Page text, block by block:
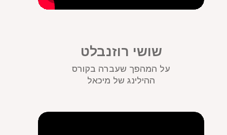
שושי רוזנבלט
על המהפך שעברה בקורס
ההילינג של מיכאל